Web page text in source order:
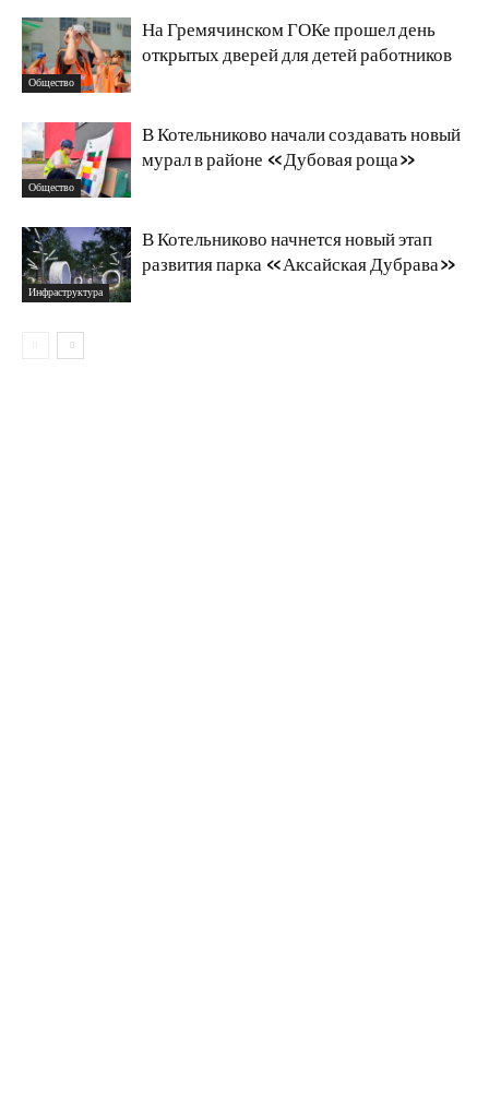
Общество
На Гремячинском ГОКе прошел день
открытых дверей для детей работников
Общество
В Котельниково начали создавать новый
мурал в районе «Дубовая роща»
Инфраструктура
В Котельниково начнется новый этап
развития парка «Аксайская Дубрава»